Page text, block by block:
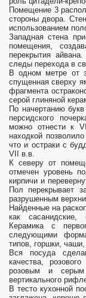
Помещение 3
стороны двора.
использованием
Западная стена
помещения,
перекрытия
следы перехода в
В одном метре от
спущенная сверху
фрагмента
серой глиняной
По начертанию
персидского
можно отнести к
находкой
что и остраки с
VII в.в.
К северу от
отмечен уровень
кирпичи и
Пол перекрывает
разрушенным
Найденные на
как сасанидские,
Керамика с
следующими
типов, горшки,
Вся посуда
качества,
розовым и
вертикального
В тесто кухонной